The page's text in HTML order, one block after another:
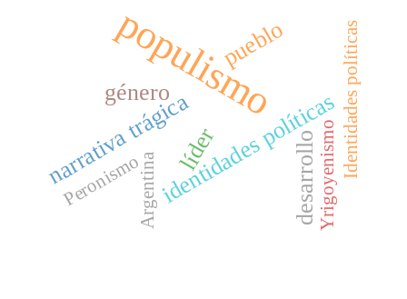
populismo
género
narrativa trágicaidentidades políticas
líder
pueblo
desarrollo Identidades políticas
Argentina Yrigoyenismo
Peronismo